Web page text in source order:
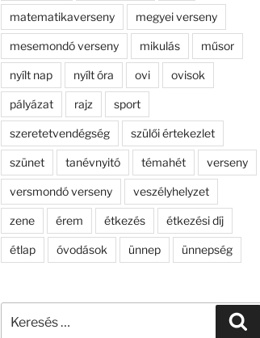
matematikaverseny megyei verseny
mesemondó verseny mikulás műsor
nyílt nap nyílt óra ovi ovisok
pályázat rajz sport
szeretetvendégség szülői értekezlet
szünet tanévnyitó témahét verseny
versmondó verseny veszélyhelyzet
zene érem étkezés étkezési díj
étlap óvodások ünnep ünnepség